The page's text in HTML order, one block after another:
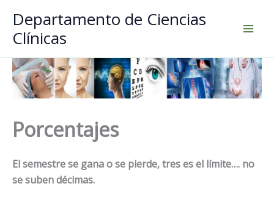
contenido
Departamento de Ciencias
Clínicas
Porcentajes
El semestre se gana o se pierde, tres es el límite…. no
se suben décimas.